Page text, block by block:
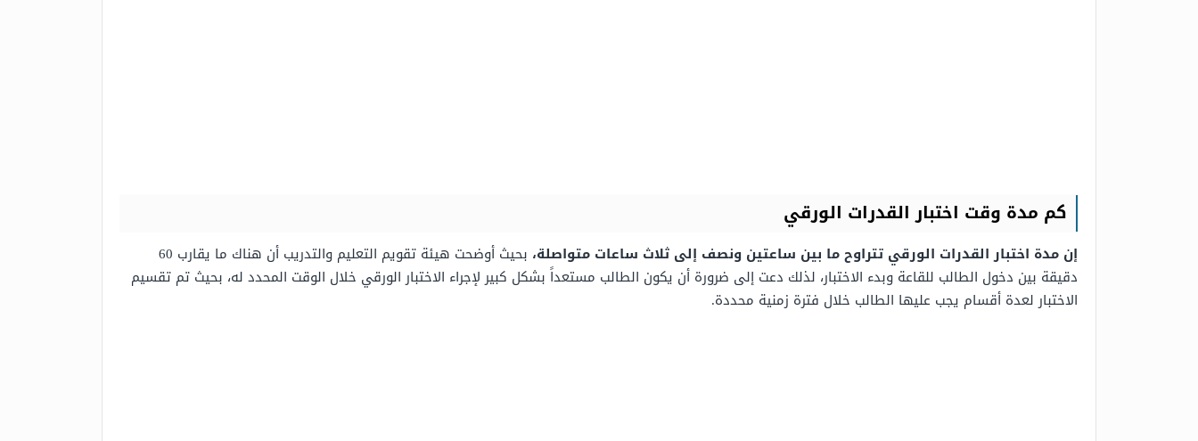
كم مدة وقت اختبار القدرات الورقي
إن مدة اختبار القدرات الورقي تتراوح ما بين ساعتين ونصف إلى ثلاث ساعات متواصلة،
بحيث أوضحت هيئة تقويم التعليم والتدريب أن هناك ما يقارب 60
دقيقة بين دخول الطالب للقاعة وبدء الاختبار، لذلك دعت إلى ضرورة أن يكون الطالب مستعداً بشكل كبير لإجراء الاختبار الورقي خلال الوقت المحدد له، بحيث تم تقسيم
الاختبار لعدة أقسام يجب عليها الطالب خلال فترة زمنية محددة.